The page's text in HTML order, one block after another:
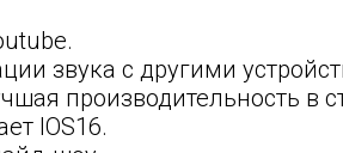
звука с другими
производительность в
IOS16.